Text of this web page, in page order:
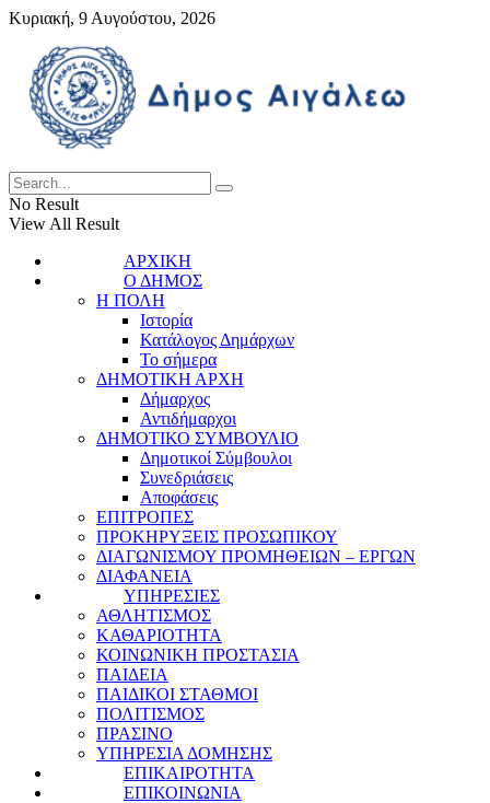
Κυριακή, 9 Αυγούστου, 2026
No Result
View All Result
ΑΡΧΙΚΗ
Ο ΔΗΜΟΣ
Η ΠΟΛΗ
Ιστορία
Κατάλογος Δημάρχων
Το σήμερα
ΔΗΜΟΤΙΚΗ ΑΡΧΗ
Δήμαρχος
Αντιδήμαρχοι
ΔΗΜΟΤΙΚΟ ΣΥΜΒΟΥΛΙΟ
Δημοτικοί Σύμβουλοι
Συνεδριάσεις
Αποφάσεις
ΕΠΙΤΡΟΠΕΣ
ΠΡΟΚΗΡΥΞΕΙΣ ΠΡΟΣΩΠΙΚΟΥ
ΔΙΑΓΩΝΙΣΜΟΥ ΠΡΟΜΗΘΕΙΩΝ – ΕΡΓΩΝ
ΔΙΑΦΑΝΕΙΑ
ΥΠΗΡΕΣΙΕΣ
ΑΘΛΗΤΙΣΜΟΣ
ΚΑΘΑΡΙΟΤΗΤΑ
ΚΟΙΝΩΝΙΚΗ ΠΡΟΣΤΑΣΙΑ
ΠΑΙΔΕΙΑ
ΠΑΙΔΙΚΟΙ ΣΤΑΘΜΟΙ
ΠΟΛΙΤΙΣΜΟΣ
ΠΡΑΣΙΝΟ
ΥΠΗΡΕΣΙΑ ΔΟΜΗΣΗΣ
ΕΠΙΚΑΙΡΟΤΗΤΑ
ΕΠΙΚΟΙΝΩΝΙΑ